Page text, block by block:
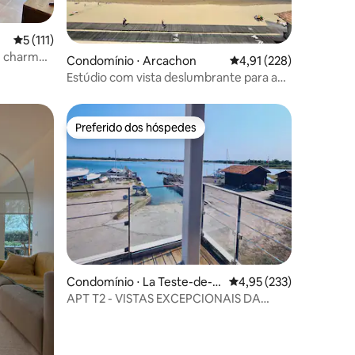
5 de uma avaliação média de 5, 111 avaliações
5 (111)
charme,
Condomínio ⋅ Arcachon 4,91 de uma avaliação
4,91 (228)
Estúdio com vista deslumbrante para a
Preferido dos hóspedes
Preferido dos hóspedes
Condomínio ⋅ La Teste-de-B
uch
4,95 de uma avaliação
4,95 (233)
APT T2 - VISTAS EXCEPCIONAIS DA